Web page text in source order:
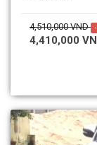
4,510,000 VND
4,410,000